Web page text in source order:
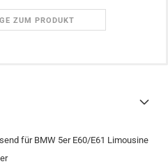
ZUM PRODUKT
für BMW 5er E60/E61 Limousine